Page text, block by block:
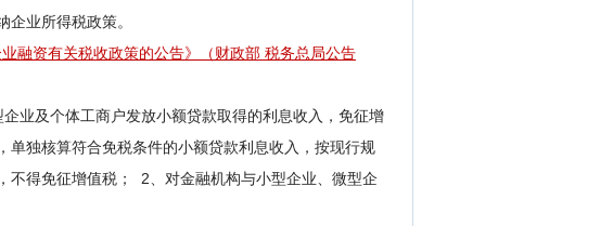
业所得税政策。
融资有关税收政策的公告》（财政部 税务总局公告
业及个体工商户发放小额贷款取得的利息收入，免征增
单独核算符合免税条件的小额贷款利息收入，按现行规
不得免征增值税； 2、对金融机构与小型企业、微型企